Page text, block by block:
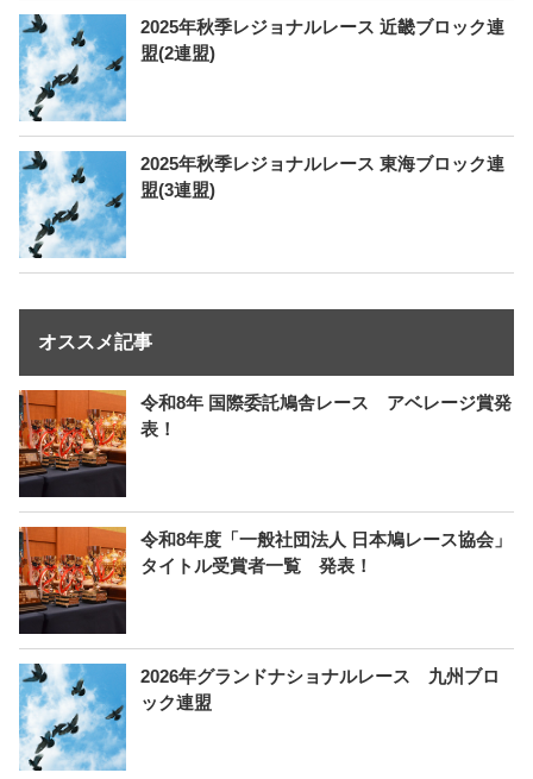
2025年秋季レジョナルレース 近畿ブロック連
盟(2連盟)
2025年秋季レジョナルレース 東海ブロック連
盟(3連盟)
オススメ記事
令和8年 国際委託鳩舎レース アベレージ賞発
表！
令和8年度「一般社団法人 日本鳩レース協会」
タイトル受賞者一覧 発表！
2026年グランドナショナルレース 九州ブロ
ック連盟